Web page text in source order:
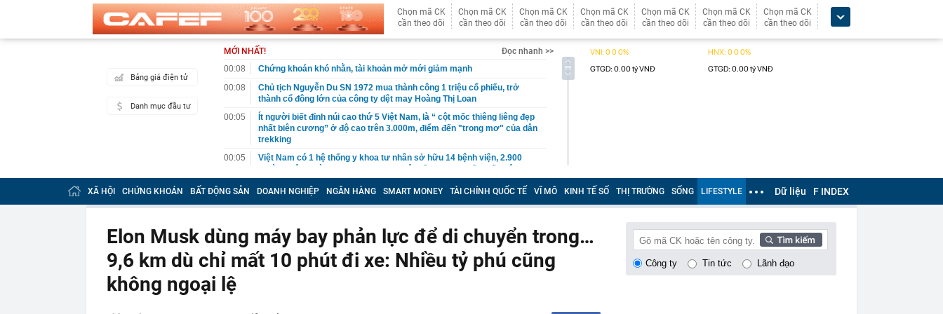
Chọn mã CK
cần theo dõi
Chọn mã CK
cần theo dõi
Chọn mã CK
cần theo dõi
Chọn mã CK
cần theo dõi
Chọn mã CK
cần theo dõi
Chọn mã CK
cần theo dõi
Chọn mã CK
cần theo dõi
Bảng giá điện tử
Danh mục đầu tư
MỚI NHẤT!
Đọc nhanh >>
00:08
Chứng khoán khó nhằn, tài khoản mở mới giảm mạnh
00:08
Chủ tịch Nguyễn Du SN 1972 mua thành công 1 triệu cổ phiếu, trở
thành cổ đông lớn của công ty dệt may Hoàng Thị Loan
00:05
Ít người biết đỉnh núi cao thứ 5 Việt Nam, là “ cột mốc thiêng liêng đẹp
nhất biên cương” ở độ cao trên 3.000m, điểm đến "trong mơ" của dân
trekking
00:05
Việt Nam có 1 hệ thống y khoa tư nhân sở hữu 14 bệnh viện, 2.900
2026"
56 mã chứng khoán bị HoSE cắt margin trong tháng 8
năm 2026, lợi nhuận tăng hơn 120%
00:03
Chứng khoán Vietcap dự phóng VN-Index có thể chạm mốc 1.885 điểm
ngay trong tháng 8
00:01
XÃ HỘI CHỨNG KHOÁN BẤT ĐỘNG SẢN DOANH NGHIỆP NGÂN HÀNG SMART MONEY TÀI CHÍNH QUỐC TẾ VĨ MÔ KINH TẾ SỐ THỊ TRƯỜNG SỐNG LIFESTYLE Dữ liệu F INDEX
Elon Musk dùng máy bay phản lực để di chuyển trong…
9,6 km dù chỉ mất 10 phút đi xe: Nhiều tỷ phú cũng
không ngoại lệ
Công ty Tin tức Lãnh đạo